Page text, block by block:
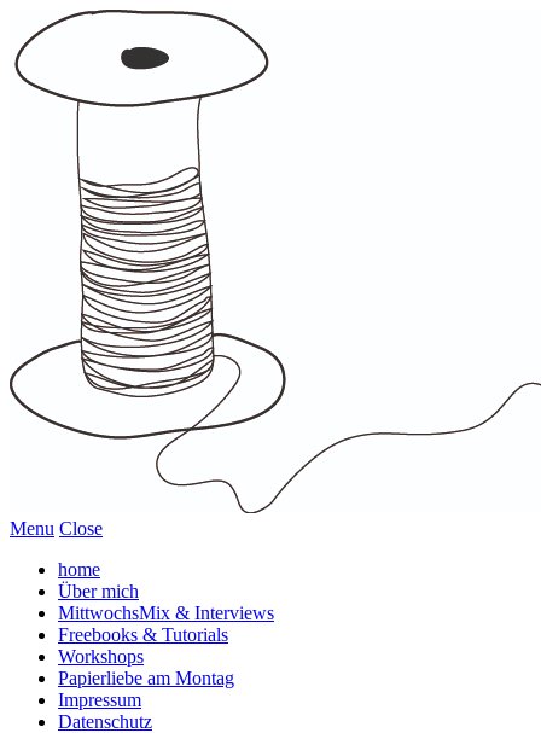
Menu Close
home
Über mich
MittwochsMix & Interviews
Freebooks & Tutorials
Workshops
Papierliebe am Montag
Impressum
Datenschutz